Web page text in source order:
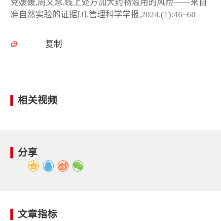
党媛媛,周文慧.线上处方加大药物滥用的风险——来自
准自然实验的证据[J].管理科学学报,2024,(1):46~60
复制
相关视频
分享
文章指标